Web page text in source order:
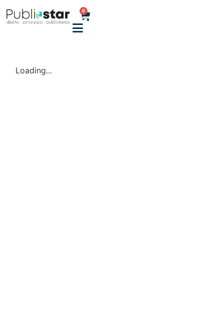
0
Loading...